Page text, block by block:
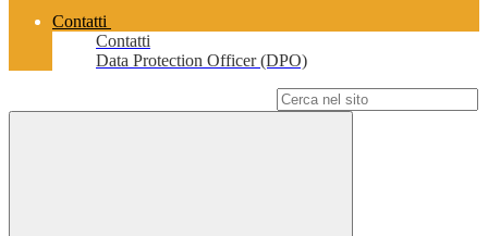
Contatti
Contatti
Data Protection Officer (DPO)